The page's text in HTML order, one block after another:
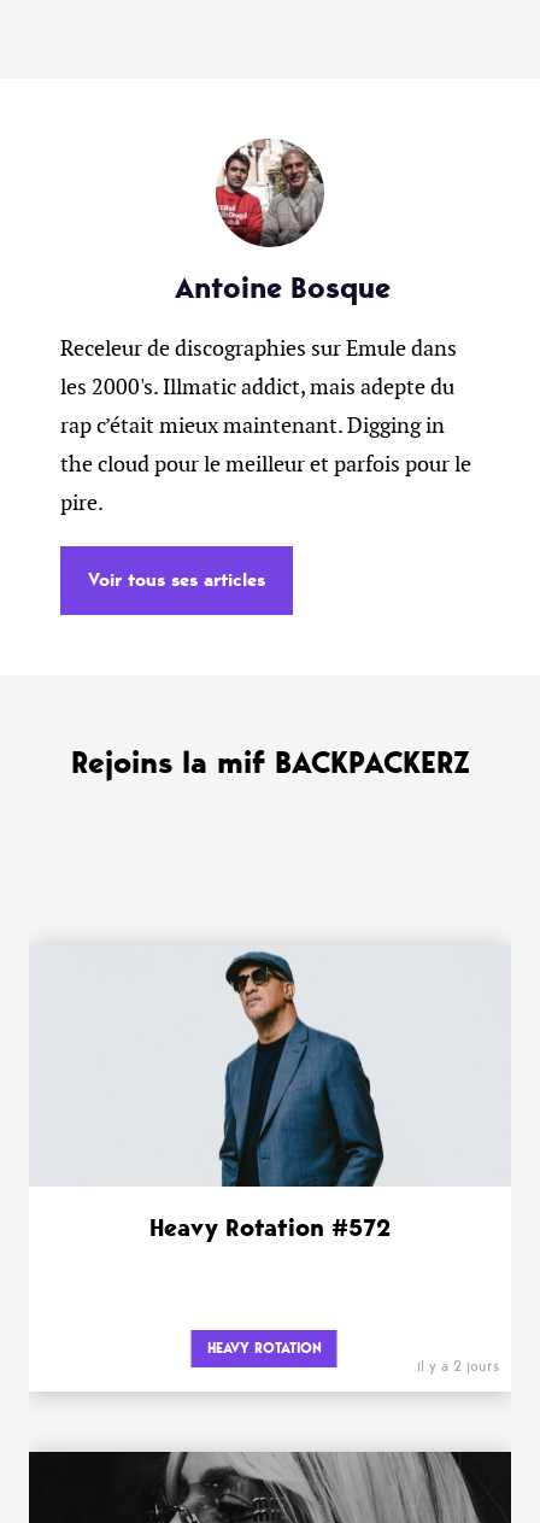
Antoine Bosque
Receleur de discographies sur Emule dans
les 2000's. Illmatic addict, mais adepte du
rap c’était mieux maintenant. Digging in
the cloud pour le meilleur et parfois pour le
pire.
Voir tous ses articles
Rejoins la mif BACKPACKERZ
WANT MORE ?
Heavy Rotation #572
HEAVY ROTATION
il y a 2 jours